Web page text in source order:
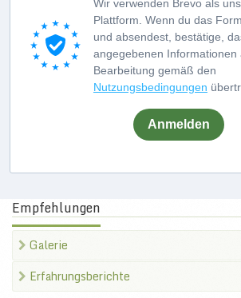
Wir verwenden Brevo als
Plattform. Wenn du das
und absendest, bestätige,
angegebenen Informationen
Bearbeitung gemäß den
Nutzungsbedingungen
Anmelden
Empfehlungen
Galerie
Erfahrungsberichte